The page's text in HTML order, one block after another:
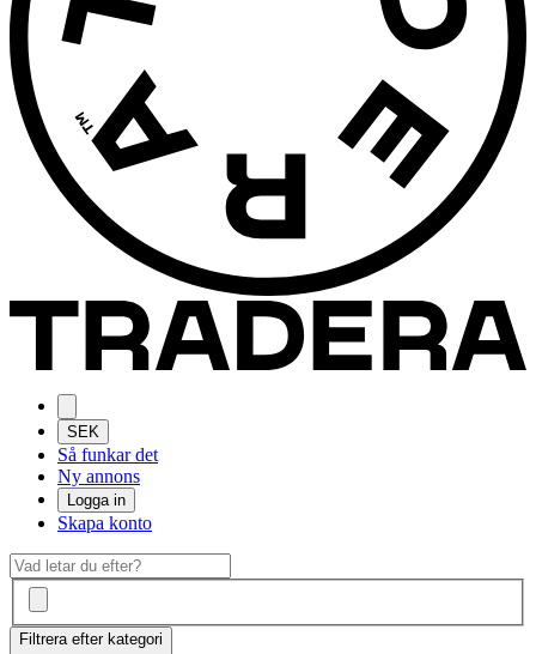
SEK
Så funkar det
Ny annons
Logga in
Skapa konto
Filtrera efter kategori